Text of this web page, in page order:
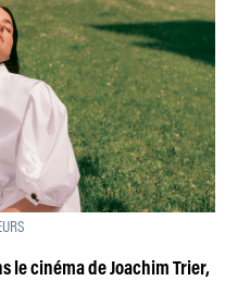
le cinéma de Joachim Trier,